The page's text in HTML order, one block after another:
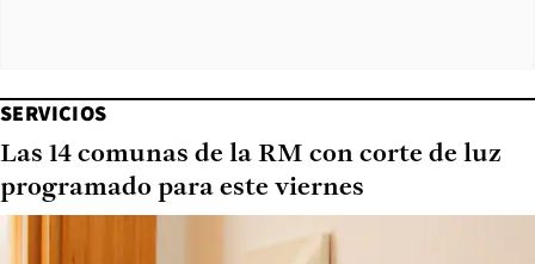
SERVICIOS
Las 14 comunas de la RM con corte de luz
programado para este viernes